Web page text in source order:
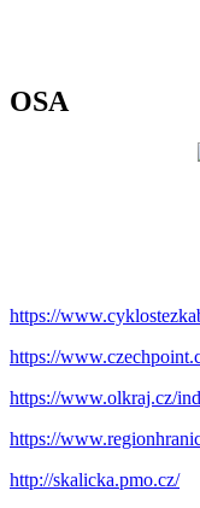
OSA
https://
https://
https://www.olkraj.cz/
https://
http://skalicka.pmo.cz/